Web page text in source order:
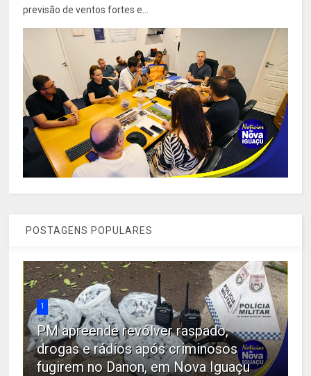
previsão de ventos fortes e...
POSTAGENS POPULARES
1
PM apreende revólver raspado,
drogas e rádios após criminosos
fugirem no Danon, em Nova Iguaçu